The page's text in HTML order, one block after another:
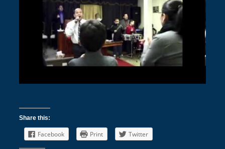
Share this:
Facebook Print Twitter